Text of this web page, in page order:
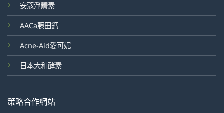
安蔻淨體素
AACa藤田鈣
Acne-Aid愛可妮
日本大和酵素
策略合作網站